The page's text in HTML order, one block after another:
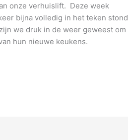
onze verhuislift. Deze week
bijna volledig in het teken stond
we druk in de weer geweest om
hun nieuwe keukens.